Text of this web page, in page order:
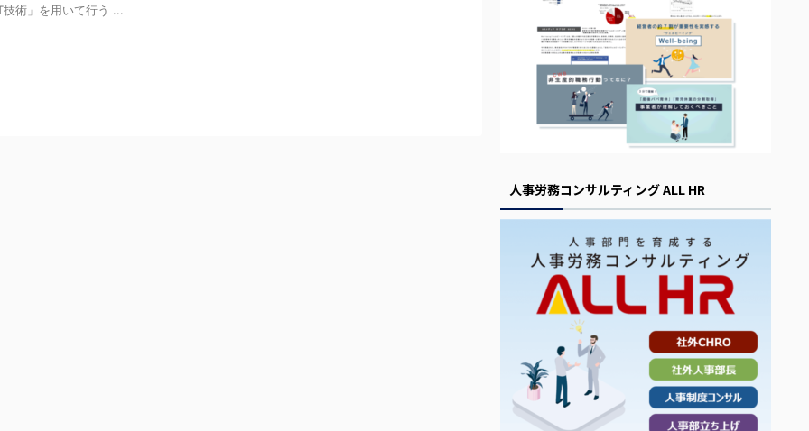
術」を用いて行う ...
人事労務コンサルティング ALL HR